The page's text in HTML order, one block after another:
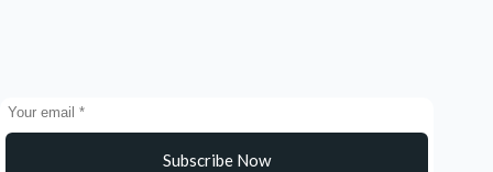
Subscribe Now